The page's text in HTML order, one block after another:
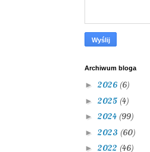
Archiwum bloga
► 2026 (6)
► 2025 (4)
► 2024 (99)
► 2023 (60)
► 2022 (46)